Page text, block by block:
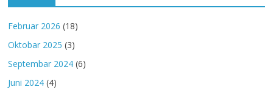
Februar 2026 (18)
Oktobar 2025 (3)
Septembar 2024 (6)
Juni 2024 (4)